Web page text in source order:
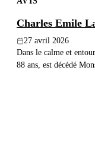
Charles Emile
27 avril 2026
Dans le calme et
88 ans, est décédé